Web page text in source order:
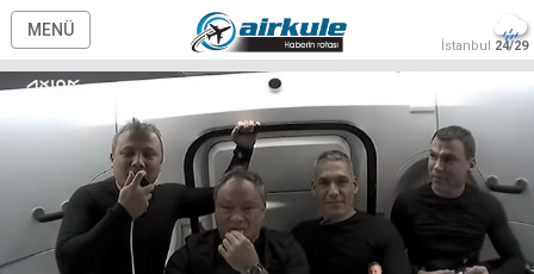
MENÜ
İstanbul 24/29